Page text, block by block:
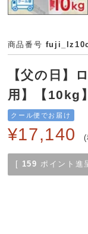
商品番号
【父の日】
用】【10kg
クール便でお届け
¥17,140
[ 159 ポイント進